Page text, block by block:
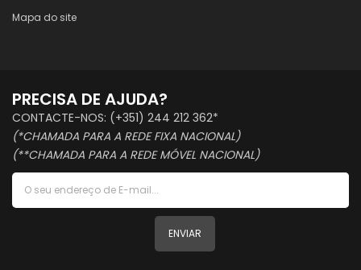
Mapa do site
PRECISA DE AJUDA?
CONTACTE-NOS: (+351) 244 212 362*
(*CHAMADA PARA A REDE FIXA NACIONAL)
(**CHAMADA PARA A REDE MÓVEL NACIONAL)
ENVIAR